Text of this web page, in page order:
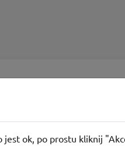
Merlin
jest ok, po prostu kliknij